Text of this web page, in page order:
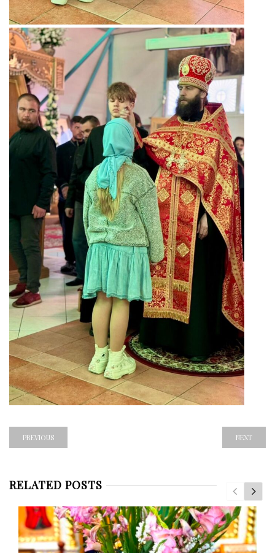
PREVIOUS NEXT
RELATED POSTS